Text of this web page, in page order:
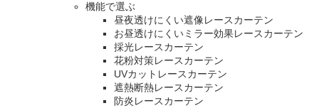
機能で選ぶ
昼夜透けにくい遮像レースカーテン
お昼透けにくいミラー効果レースカーテン
採光レースカーテン
花粉対策レースカーテン
UVカットレースカーテン
遮熱断熱レースカーテン
防炎レースカーテン